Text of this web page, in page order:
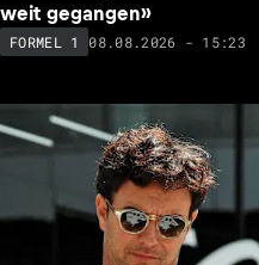
weit gegangen»
FORMEL 1 08.08.2026 - 15:23